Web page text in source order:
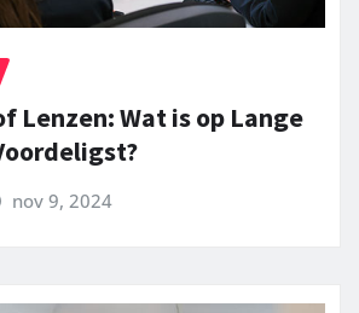
Lenzen: Wat is op Lange
nov 9, 2024